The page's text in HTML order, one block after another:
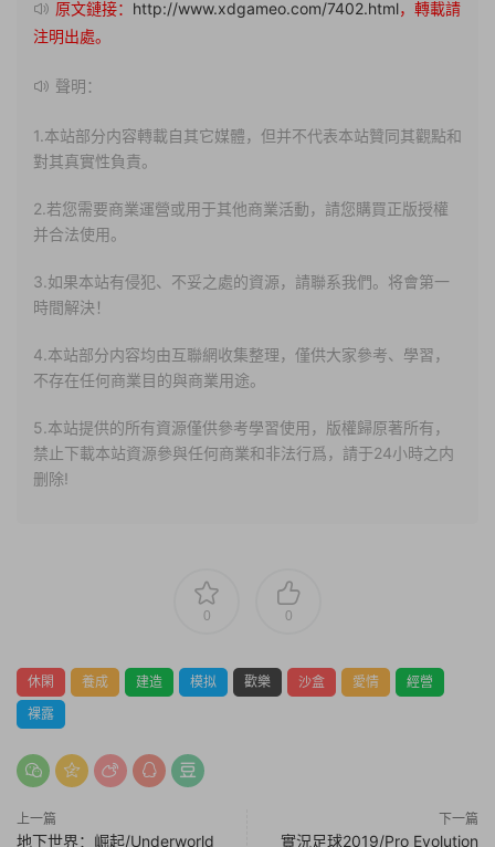
原文鏈接： http://www.xdgameo.com/7402.html，轉載請
注明出處。
聲明：
1.本站部分内容轉載自其它媒體，但并不代表本站贊同其觀點和
對其真實性負責。
2.若您需要商業運營或用于其他商業活動，請您購買正版授權
并合法使用。
3.如果本站有侵犯、不妥之處的資源，請聯系我們。将會第一
時間解決！
4.本站部分内容均由互聯網收集整理，僅供大家參考、學習，
不存在任何商業目的與商業用途。
5.本站提供的所有資源僅供參考學習使用，版權歸原著所有，
禁止下載本站資源參與任何商業和非法行爲，請于24小時之内
删除!
0 0
休閑 養成 建造 模拟 歡樂 沙盒 愛情
經營
裸露
上一篇
地下世界：崛起/Underworld
下一篇
實況足球2019/Pro Evolution